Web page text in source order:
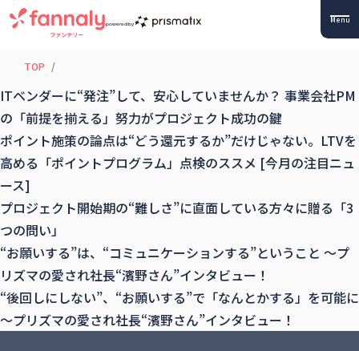
powered by Menu
TOP
ITベンダーに“発注”して、安心していませんか？ 事業会社PM
の「前提を揃える」努力がプロジェクト成功の鍵
ポイント施策の論点は“どう還元するか”だけじゃない。LTVを
高める「ポイントプログラム」点検のススメ [今月の注目ニュ
ース]
プロジェクト開始期の“難しさ”に直面している方々に贈る「3
つの問い」
“お願いする”は、“コミュニケーションする”ということ 〜プ
リズマの愛され社長“濱野さん”インタビュー！
“後回しにしない”、“お願いする”で「なんとかする」を可能に
〜プリズマの愛され社長“濱野さん”インタビュー！